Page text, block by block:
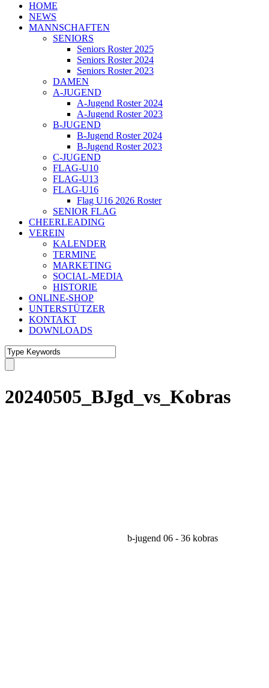
HOME
NEWS
MANNSCHAFTEN
SENIORS
Seniors Roster 2025
Seniors Roster 2024
Seniors Roster 2023
DAMEN
A-JUGEND
A-Jugend Roster 2024
A-Jugend Roster 2023
B-JUGEND
B-Jugend Roster 2024
B-Jugend Roster 2023
C-JUGEND
FLAG-U10
FLAG-U13
FLAG-U16
Flag U16 2026 Roster
SENIOR FLAG
CHEERLEADING
VEREIN
KALENDER
TERMINE
MARKETING
SOCIAL-MEDIA
HISTORIE
ONLINE-SHOP
UNTERSTÜTZER
KONTAKT
DOWNLOADS
20240505_BJgd_vs_Kobras
b-jugend 06 - 36 kobras